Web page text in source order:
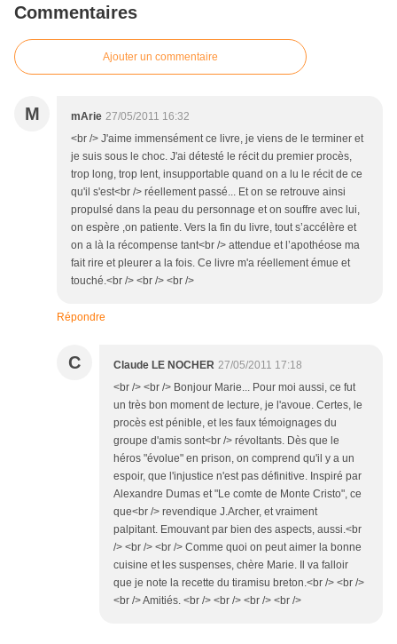
Commentaires
Ajouter un commentaire
M mArie 27/05/2011 16:32
<br /> J'aime immensément ce livre, je viens de le terminer et
je suis sous le choc. J'ai détesté le récit du premier procès,
trop long, trop lent, insupportable quand on a lu le récit de ce
qu'il s'est<br /> réellement passé... Et on se retrouve ainsi
propulsé dans la peau du personnage et on souffre avec lui,
on espère ,on patiente. Vers la fin du livre, tout s’accélère et
on a là la récompense tant<br /> attendue et l’apothéose ma
fait rire et pleurer a la fois. Ce livre m'a réellement émue et
touché.<br /> <br /> <br />
Répondre
C Claude LE NOCHER 27/05/2011 17:18
<br /> <br /> Bonjour Marie... Pour moi aussi, ce fut
un très bon moment de lecture, je l'avoue. Certes, le
procès est pénible, et les faux témoignages du
groupe d'amis sont<br /> révoltants. Dès que le
héros "évolue" en prison, on comprend qu'il y a un
espoir, que l'injustice n'est pas définitive. Inspiré par
Alexandre Dumas et "Le comte de Monte Cristo", ce
que<br /> revendique J.Archer, et vraiment
palpitant. Emouvant par bien des aspects, aussi.<br
/> <br /> <br /> Comme quoi on peut aimer la bonne
cuisine et les suspenses, chère Marie. Il va falloir
que je note la recette du tiramisu breton.<br /> <br />
<br /> Amitiés. <br /> <br /> <br /> <br />